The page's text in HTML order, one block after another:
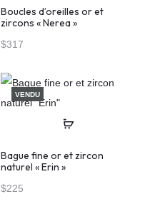
Boucles d’oreilles or et
zircons « Nerea »
$317
VENDU
Bague fine or et zircon
naturel « Erin »
$225